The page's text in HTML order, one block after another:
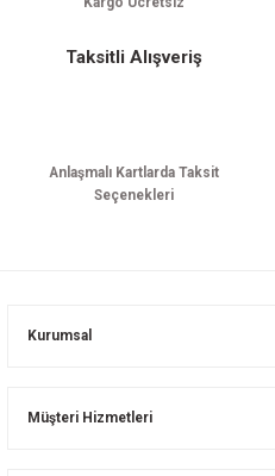
Taksitli Alışveriş
Anlaşmalı Kartlarda Taksit
Seçenekleri
Kurumsal
Müşteri Hizmetleri